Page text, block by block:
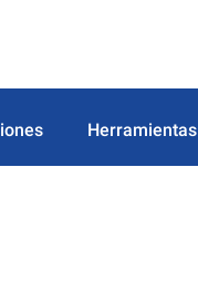
Herramientas